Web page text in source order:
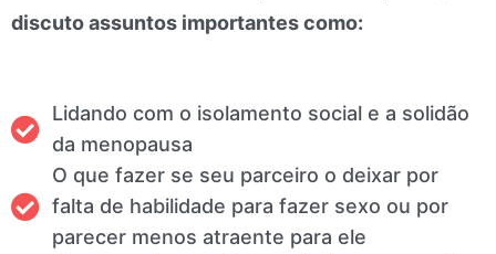
discuto assuntos importantes como:
Lidando com o isolamento social e a solidão
da menopausa
O que fazer se seu parceiro o deixar por
falta de habilidade para fazer sexo ou por
parecer menos atraente para ele